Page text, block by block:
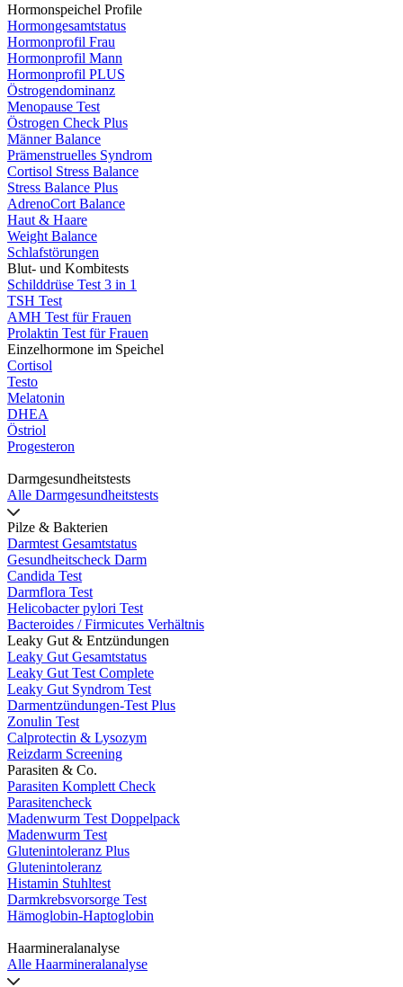
Hormonspeichel Profile
Hormongesamtstatus
Hormonprofil Frau
Hormonprofil Mann
Hormonprofil PLUS
Östrogendominanz
Menopause Test
Östrogen Check Plus
Männer Balance
Prämenstruelles Syndrom
Cortisol Stress Balance
Stress Balance Plus
AdrenoCort Balance
Haut & Haare
Weight Balance
Schlafstörungen
Blut- und Kombitests
Schilddrüse Test 3 in 1
TSH Test
AMH Test für Frauen
Prolaktin Test für Frauen
Einzelhormone im Speichel
Cortisol
Testo
Melatonin
DHEA
Östriol
Progesteron
Darmgesundheitstests
Alle Darmgesundheitstests
Pilze & Bakterien
Darmtest Gesamtstatus
Gesundheitscheck Darm
Candida Test
Darmflora Test
Helicobacter pylori Test
Bacteroides / Firmicutes Verhältnis
Leaky Gut & Entzündungen
Leaky Gut Gesamtstatus
Leaky Gut Test Complete
Leaky Gut Syndrom Test
Darmentzündungen-Test Plus
Zonulin Test
Calprotectin & Lysozym
Reizdarm Screening
Parasiten & Co.
Parasiten Komplett Check
Parasitencheck
Madenwurm Test Doppelpack
Madenwurm Test
Glutenintoleranz Plus
Glutenintoleranz
Histamin Stuhltest
Darmkrebsvorsorge Test
Hämoglobin-Haptoglobin
Haarmineralanalyse
Alle Haarmineralanalyse